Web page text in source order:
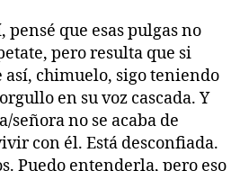
pensé que esas pulgas no
pero resulta que si
chimuelo, sigo teniendo
en su voz cascada. Y
señora no se acaba de
con él. Está desconfiada.
Puedo entenderla, pero eso